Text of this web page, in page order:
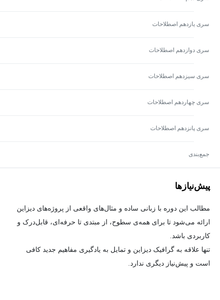
سری یازدهم اصطلاحات
سری دوازدهم اصطلاحات
سری سیزدهم اصطلاحات
سری چهاردهم اصطلاحات
سری پانزدهم اصطلاحات
جمع‌بندی
پیش‌نیاز‌ها
مطالب این دوره با زبانی ساده و مثال‌های واقعی از پروژه‌های دیزاین
ارائه می‌شود تا برای همه‌ی سطوح، از مبتدی تا حرفه‌ای، قابل‌درک و
کاربردی باشد.
تنها علاقه به گرافیک دیزاین و تمایل به یادگیری مفاهیم جدید کافی
است و پیش‌نیاز دیگری ندارد.